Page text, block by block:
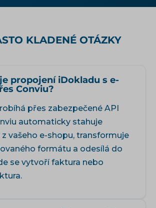
KLADENÉ OTÁZKY
propojení iDokladu s e-
Conviu?
přes zabezpečené API
automaticky stahuje
vašeho e-shopu, transformuje
formátu a odesílá do
se vytvoří faktura nebo